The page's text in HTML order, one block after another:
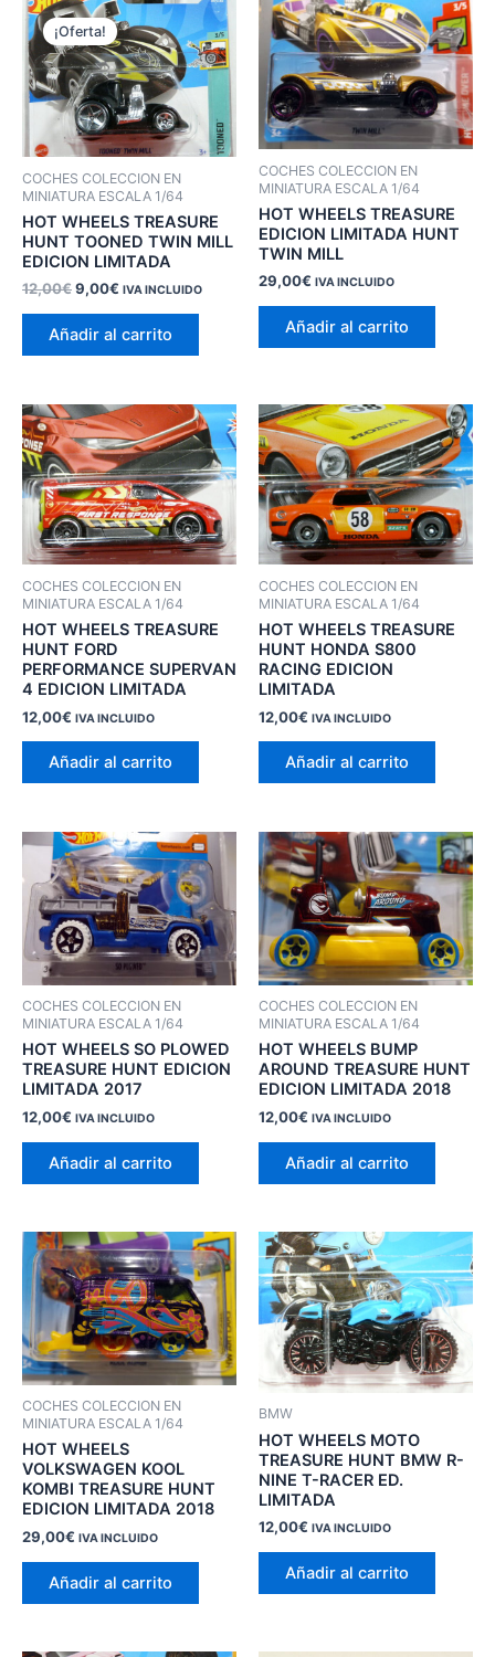
¡Oferta!
COCHES COLECCION EN
MINIATURA ESCALA 1/64
HOT WHEELS TREASURE
HUNT TOONED TWIN MILL
EDICION LIMITADA
12,00€El
original
era:
9,00€ El
actual
es:
IVA INCLUIDO
Añadir al carrito
COCHES COLECCION EN
MINIATURA ESCALA 1/64
HOT WHEELS TREASURE
EDICION LIMITADA HUNT
TWIN MILL
29,00€ IVA INCLUIDO
Añadir al carrito
COCHES COLECCION EN
MINIATURA ESCALA 1/64
HOT WHEELS TREASURE
HUNT FORD
PERFORMANCE SUPERVAN
4 EDICION LIMITADA
12,00€ IVA INCLUIDO
Añadir al carrito
COCHES COLECCION EN
MINIATURA ESCALA 1/64
HOT WHEELS TREASURE
HUNT HONDA S800
RACING EDICION
LIMITADA
12,00€ IVA INCLUIDO
Añadir al carrito
COCHES COLECCION EN
MINIATURA ESCALA 1/64
HOT WHEELS SO PLOWED
TREASURE HUNT EDICION
LIMITADA 2017
12,00€ IVA INCLUIDO
Añadir al carrito
COCHES COLECCION EN
MINIATURA ESCALA 1/64
HOT WHEELS BUMP
AROUND TREASURE HUNT
EDICION LIMITADA 2018
12,00€ IVA INCLUIDO
Añadir al carrito
COCHES COLECCION EN
MINIATURA ESCALA 1/64
HOT WHEELS
VOLKSWAGEN KOOL
KOMBI TREASURE HUNT
EDICION LIMITADA 2018
29,00€ IVA INCLUIDO
Añadir al carrito
BMW
HOT WHEELS MOTO
TREASURE HUNT BMW R-
NINE T-RACER ED.
LIMITADA
12,00€ IVA INCLUIDO
Añadir al carrito